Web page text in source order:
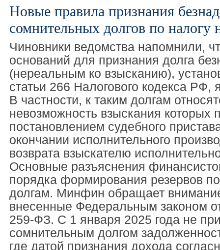
Новые правила признания
сомнительных долгов по налогу
Чиновники ведомства напомнили,
оснований для признания долга
(нереальным ко взысканию),
статьи 266 Налогового кодекса РФ,
В частности, к таким долгам
невозможность взыскания которых
постановлением судебного
окончании исполнительного
возврата взыскателю
Основные разъяснения
порядка формирования резервов
долгам. Минфин обращает
внесенные Федеральным законом
259-ФЗ. С 1 января 2025 года не
сомнительным долгом
где датой признания дохода